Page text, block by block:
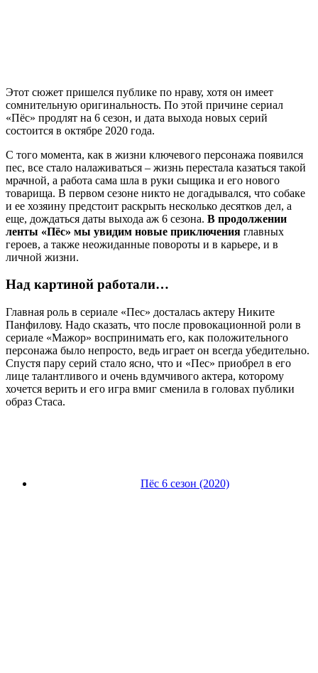
Этот сюжет пришелся публике по нраву, хотя он имеет
сомнительную оригинальность. По этой причине сериал
«Пёс» продлят на 6 сезон, и дата выхода новых серий
состоится в октябре 2020 года.
С того момента, как в жизни ключевого персонажа появился
пес, все стало налаживаться – жизнь перестала казаться такой
мрачной, а работа сама шла в руки сыщика и его нового
товарища. В первом сезоне никто не догадывался, что собаке
и ее хозяину предстоит раскрыть несколько десятков дел, а
еще, дождаться даты выхода аж 6 сезона. В продолжении
ленты «Пёс» мы увидим новые приключения главных
героев, а также неожиданные повороты и в карьере, и в
личной жизни.
Над картиной работали…
Главная роль в сериале «Пес» досталась актеру Никите
Панфилову. Надо сказать, что после провокационной роли в
сериале «Мажор» воспринимать его, как положительного
персонажа было непросто, ведь играет он всегда убедительно.
Спустя пару серий стало ясно, что и «Пес» приобрел в его
лице талантливого и очень вдумчивого актера, которому
хочется верить и его игра вмиг сменила в головах публики
образ Стаса.
Пёс 6 сезон (2020)